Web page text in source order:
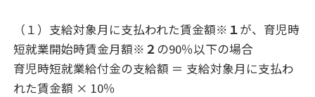
（１）支給対象月に支払われた賃金額※１が、育児時
短就業開始時賃金月額※２ の90％以下の場合
育児時短就業給付金の支給額 ＝ 支給対象月に支払わ
れた賃金額 × 10％